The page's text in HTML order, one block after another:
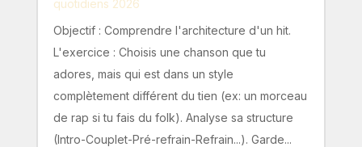
quotidiens 2026
Objectif : Comprendre l'architecture d'un hit.
L'exercice : Choisis une chanson que tu
adores, mais qui est dans un style
complètement différent du tien (ex: un morceau
de rap si tu fais du folk). Analyse sa structure
(Intro-Couplet-Pré-refrain-Refrain...). Garde...